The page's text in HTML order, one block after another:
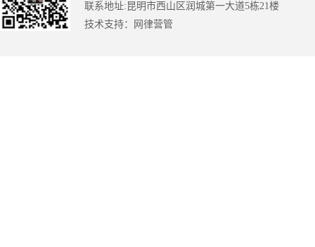
联系地址:昆明市西山区润城第一大道5栋21楼
技术支持：
网律营管